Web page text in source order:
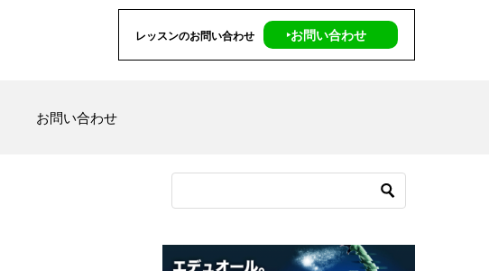
レッスンのお問い合わせ ‣お問い合わせ
お問い合わせ